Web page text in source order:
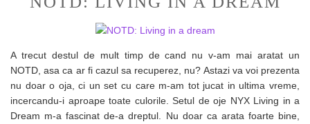
A trecut destul de mult timp de cand nu v-am mai aratat un
NOTD, asa ca ar fi cazul sa recuperez, nu? Astazi va voi prezenta
nu doar o oja, ci un set cu care m-am tot jucat in ultima vreme,
incercandu-i aproape toate culorile. Setul de oje NYX Living in a
Dream m-a fascinat de-a dreptul. Nu doar ca arata foarte bine,